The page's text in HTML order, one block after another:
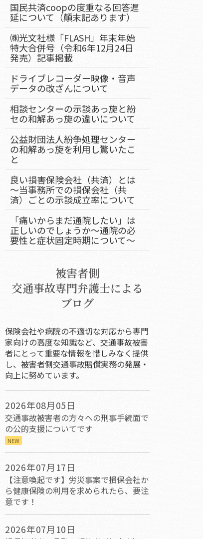
国民共済coopの度重なる回答遅
延について（顛末記あります）
㈱光文社様「FLASH」年末年始
特大合併号（令和6年12月24日
発売）記事掲載
ドライブレコーダー映像・音声
データの改ざんについて
相談センターの示談あっ旋と紛
セの和解あっ旋の違いについて
公益財団法人紛争処理センター
の和解あっ旋を利用し驚いたこ
と
良い損害保険会社（共済）とは
～当事務所での損保会社（共
済）ごとの示談成立率について
「痛いからまだ通院したい」は
正しいのでしょうか～通院の必
要性と症状固定時期について～
被害者側
交通事故専門弁護士による
ブログ
保険会社や病院の不適切な対応から専門
家向けの高度な知識など、交通事故被害
者にとって重要な情報を惜しみなく提供
し、被害者側交通事故賠償実務の発展・
向上に努めています。
2026年08月05日
交通事故被害者の方々への刑事手続面で
の公的支援についてです
NEW
2026年07月17日
【注意喚起です】労災事案で損保会社か
ら健康保険の利用を求められたら、要注
意です！
2026年07月10日